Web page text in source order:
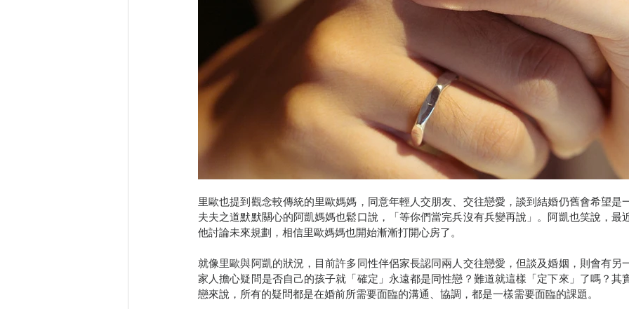
里歐也提到觀念較傳統的里歐媽媽，同意年輕人交朋友、交往戀愛，談到結婚仍舊會希望是
夫夫之道默默關心的阿凱媽媽也鬆口說，「等你們當完兵沒有兵變再說」。阿凱也笑說，最
他討論未來規劃，相信里歐媽媽也開始漸漸打開心房了。
就像里歐與阿凱的狀況，目前許多同性伴侶家長認同兩人交往戀愛，但談及婚姻，則會有另
家人擔心疑問是否自己的孩子就「確定」永遠都是同性戀？難道就這樣「定下來」了嗎？其
戀來說，所有的疑問都是在婚前所需要面臨的溝通、協調，都是一樣需要面臨的課題。